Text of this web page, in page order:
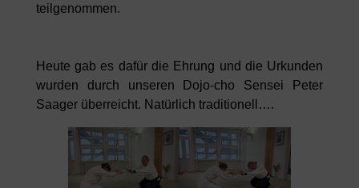
teilgenommen.
Heute gab es dafür die Ehrung und die Urkunden
wurden durch unseren Dojo-cho Sensei Peter
Saager überreicht. Natürlich traditionell….